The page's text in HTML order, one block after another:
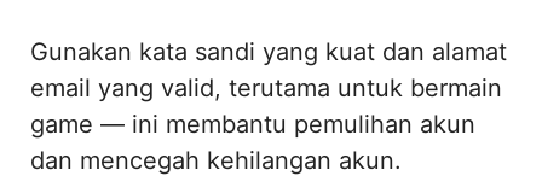
Gunakan kata sandi yang kuat dan alamat
email yang valid, terutama untuk bermain
game — ini membantu pemulihan akun
dan mencegah kehilangan akun.